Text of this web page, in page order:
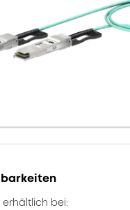
erhältlich bei: